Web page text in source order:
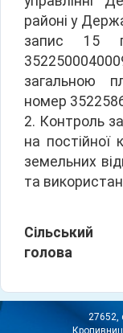
районі у
запис 15
загальною
номер
2. Контроль
на постійної
земельних
та
Сільський
голова
27652,